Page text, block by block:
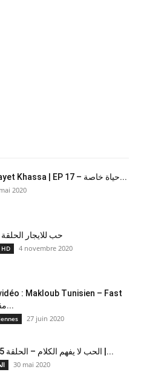
En vidéo : Hayet Khassa | EP 17 – حياة خاصة...
2020
En vidéo – حب للايجار الحلقة 1
4 novembre 2020
: Makloub Tunisien – Fast
Food – مقلوب...
27 juin 2020
En vidéo – الحب لا يفهم الكلام – الحلقة 35 |...
30 mai 2020